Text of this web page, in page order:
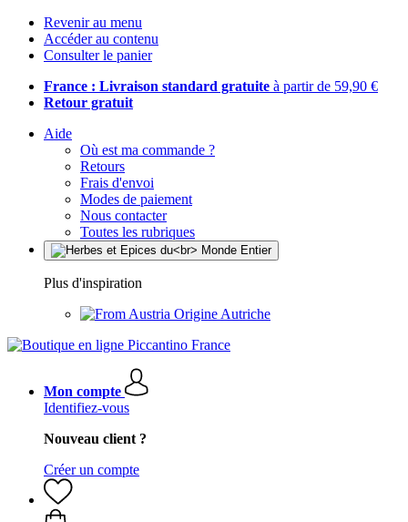
Revenir au menu
Accéder au contenu
Consulter le panier
France : Livraison standard gratuite à partir de 59,90 €
Retour gratuit
Aide
Où est ma commande ?
Retours
Frais d'envoi
Modes de paiement
Nous contacter
Toutes les rubriques
Plus d'inspiration
Origine Autriche
Mon compte
Identifiez-vous
Nouveau client ?
Créer un compte